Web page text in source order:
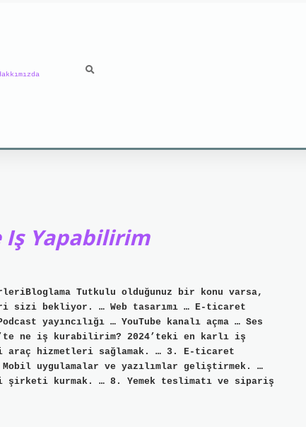
Iş Yapabilirim
Tutkulu olduğunuz bir konu varsa,
sizi bekliyor. … Web tasarımı … E-ticaret
yayıncılığı … YouTube kanalı açma … Ses
ne iş kurabilirim? 2024’teki en karlı iş
hizmetleri sağlamak. … 3. E-ticaret
uygulamalar ve yazılımlar geliştirmek. …
şirketi kurmak. … 8. Yemek teslimatı ve sipariş